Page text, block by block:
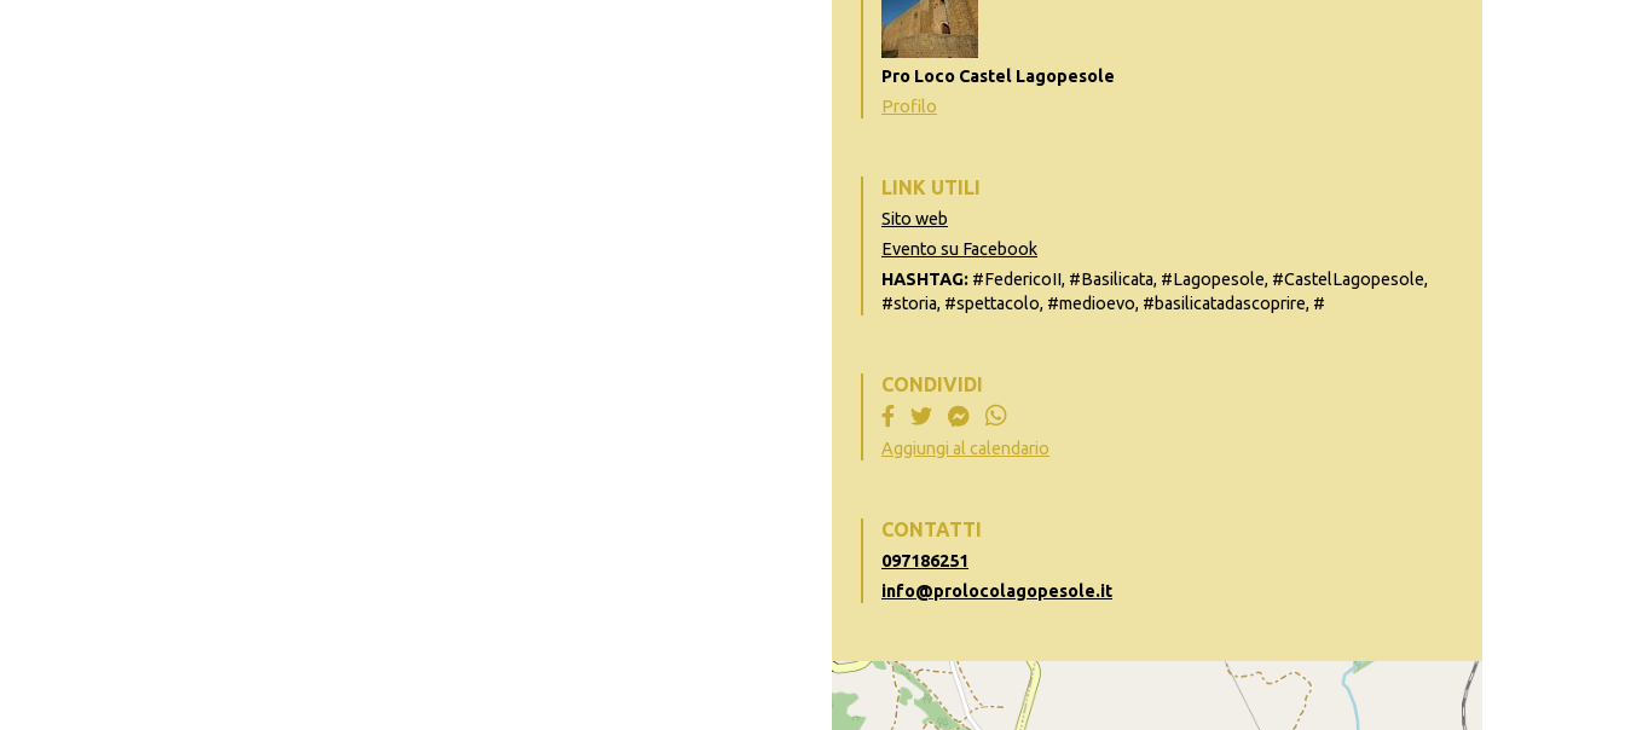
Pro Loco Castel Lagopesole
Profilo
LINK UTILI
Sito web
Evento su Facebook
HASHTAG: #FedericoII, #Basilicata, #Lagopesole, #CastelLagopesole,
#storia, #spettacolo, #medioevo, #basilicatadascoprire, #
CONDIVIDI
Aggiungi al calendario
CONTATTI
097186251
info@prolocolagopesole.it